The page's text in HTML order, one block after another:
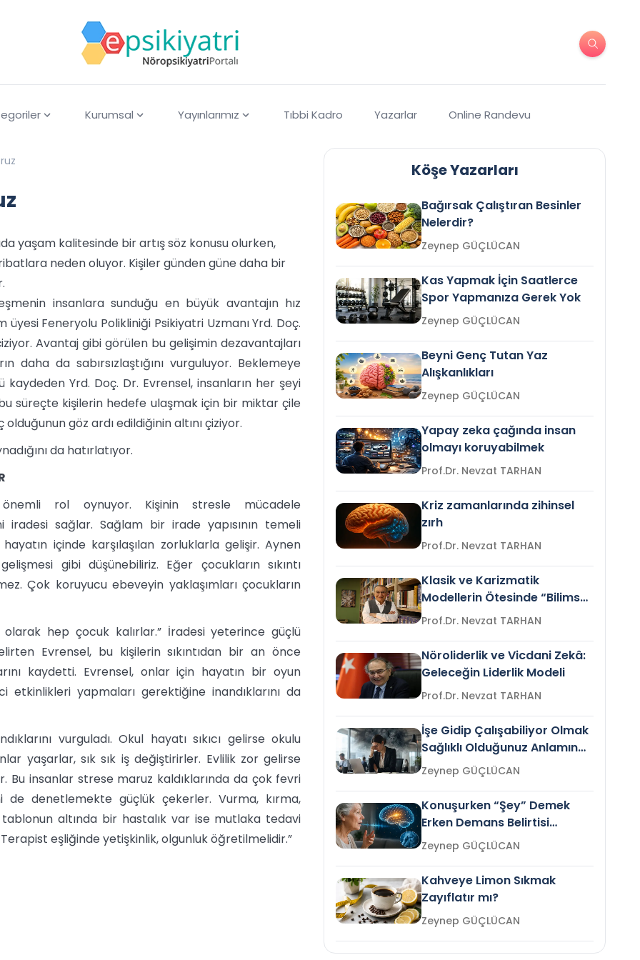
Kurumsal Yayınlarımız Tıbbi Kadro Yazarlar Online Randevu
yaşam kalitesinde bir artış söz konusu olurken,
neden oluyor. Kişiler günden güne daha bir
insanlara sunduğu en büyük avantajın hız
Feneryolu Polikliniği Psikiyatri Uzmanı Yrd. Doç.
Avantaj gibi görülen bu gelişimin dezavantajları
daha da sabırsızlaştığını vurguluyor. Beklemeye
Yrd. Doç. Dr. Evrensel, insanların her şeyi
süreçte kişilerin hedefe ulaşmak için bir miktar çile
göz ardı edildiğinin altını çiziyor.
da hatırlatıyor.
rol oynuyor. Kişinin stresle mücadele
iradesi sağlar. Sağlam bir irade yapısının temeli
içinde karşılaşılan zorluklarla gelişir. Aynen
gibi düşünebiliriz. Eğer çocukların sıkıntı
Çok koruyucu ebeveyin yaklaşımları çocukların
hep çocuk kalırlar.” İradesi yeterince güçlü
Evrensel, bu kişilerin sıkıntıdan bir an önce
kaydetti. Evrensel, onlar için hayatın bir oyun
yapmaları gerektiğine inandıklarını da
vurguladı. Okul hayatı sıkıcı gelirse okulu
yaşarlar, sık sık iş değiştirirler. Evlilik zor gelirse
Bu insanlar strese maruz kaldıklarında da çok fevri
de denetlemekte güçlük çekerler. Vurma, kırma,
altında bir hastalık var ise mutlaka tedavi
eşliğinde yetişkinlik, olgunluk öğretilmelidir.”
Köşe Yazarları
Bağırsak Çalıştıran Besinler
Nelerdir?
Zeynep GÜÇLÜCAN
Kas Yapmak İçin Saatlerce
Spor Yapmanıza Gerek Yok
Zeynep GÜÇLÜCAN
Beyni Genç Tutan Yaz
Alışkanlıkları
Zeynep GÜÇLÜCAN
Yapay zeka çağında insan
olmayı koruyabilmek
Prof.Dr. Nevzat TARHAN
Kriz zamanlarında zihinsel
zırh
Prof.Dr. Nevzat TARHAN
Klasik ve Karizmatik
Modellerin Ötesinde “Bilimsel
Liderlik”
Prof.Dr. Nevzat TARHAN
Nöroliderlik ve Vicdani Zekâ:
Geleceğin Liderlik Modeli
Prof.Dr. Nevzat TARHAN
İşe Gidip Çalışabiliyor Olmak
Sağlıklı Olduğunuz Anlamına
Gelir mi?Zeynep GÜÇLÜCAN
Konuşurken “Şey” Demek
Erken Demans Belirtisi
Olabilir mi?Zeynep GÜÇLÜCAN
Kahveye Limon Sıkmak
Zayıflatır mı?
Zeynep GÜÇLÜCAN